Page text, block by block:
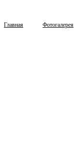
Главная Фотогалерея